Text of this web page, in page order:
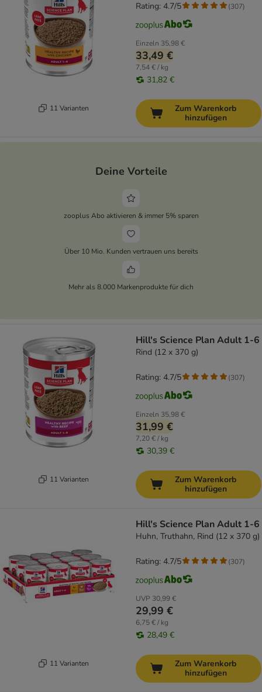
11 Varianten
Einzeln 35,98 €
33,49 €
7,54 € / kg
31,82 €
Rating: 4.7/5 (307)
Zum Warenkorb
hinzufügen
Deine Vorteile
zooplus Abo aktivieren & immer 5% sparen
Über 10 Mio. Kunden vertrauen uns bereits
Mehr als 8.000 Markenprodukte für dich
11 Varianten
Hill's Science Plan Adult 1-6
Rind (12 x 370 g)
Einzeln 35,98 €
31,99 €
7,20 € / kg
30,39 €
Rating: 4.7/5 (307)
Zum Warenkorb
hinzufügen
11 Varianten
Hill's Science Plan Adult 1-6
Huhn, Truthahn, Rind (12 x 370 g)
UVP 30,99 €
29,99 €
6,75 € / kg
28,49 €
Rating: 4.7/5 (307)
Zum Warenkorb
hinzufügen